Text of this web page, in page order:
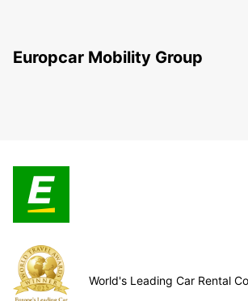
Europcar Mobility Group
World's Leading Car Rental